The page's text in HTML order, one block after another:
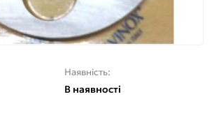
Наявність:
В наявності